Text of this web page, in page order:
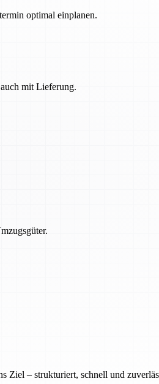
optimal einplanen.
mit Lieferung.
Ziel – strukturiert, schnell und